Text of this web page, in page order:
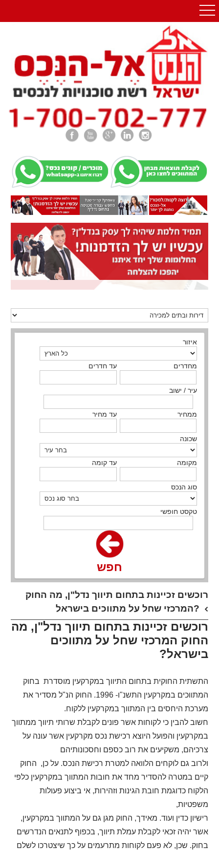
איזור
מחדרים עד חדרים
עיר / ישוב
ממחיר עד מחיר
שכונה
מקומה עד קומה
סוג הנכס
טקסט חופשי
חפש
​רוכשים זכיינות בתחום תיווך נדל"ן, מה החוק
המרכזי שחל על מתווכים בישראל?
רוכשים זכיינות בתחום תיווך נדל"ן, מה
החוק המרכזי שחל על מתווכים
בישראל?
התשתית החוקית בתחום התיווך במקרקעין מוסדרת בחוק
המתווכים במקרקעין התשנ"ו- 1996. החוק הנ"ל מסדיר את
מערכת היחסים בין המתווך במקרקעין ללקוח.
חשוב להבין כי לקוחות אשר פונים לקבלת שרותי תיווך ממתווך
במקרקעין והפועל היוצא רכישת נכס מקרקעין אשר עונה על
צרכיהם, משקיעים את רוב כספם וחסכונותיהם
ולרוב גם לוקחים הלוואה למטרת רכישת הנכס. על כן, החוק
קיים במטרה להסדיר מחד את חובות המתווך במקרקעין כלפי
הלקוח כדוגמת חובת הגינות וזהירות, אי ביצוע פעולות
משפטיות,
רישיון כדין ועוד. מאידך, החוק מגן גם על המתווך במקרקעין,
אשר יהיה זכאי לקבלת עמלת תיווך, בכפוף לתנאים הנדרשים
בחוק. שכן, לא פעם לקוחות מתרעמים על כך שיצטרכו לשלם